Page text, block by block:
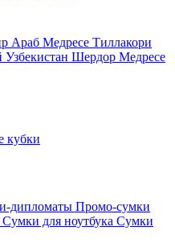
Араб Медресе Тиллакори
Шердор Медресе
кубки
дипломаты Промо-сумки
Сумки для ноутбука Сумки